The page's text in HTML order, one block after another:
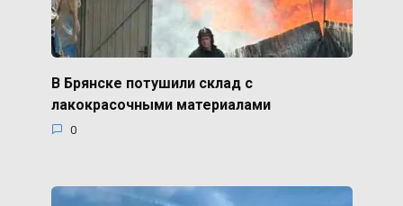
В Брянске потушили склад с
лакокрасочными материалами
0